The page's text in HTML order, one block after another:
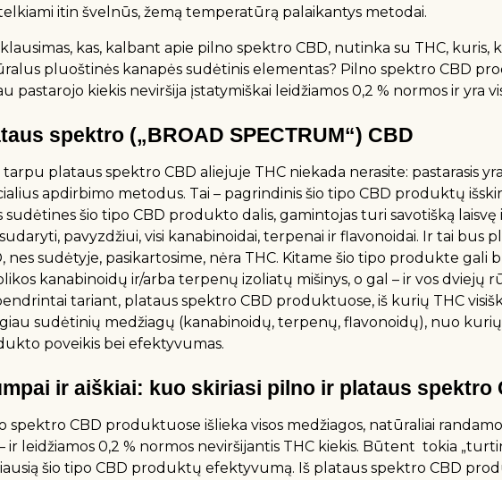
itin švelnūs, žemą temperatūrą palaikantys metodai.
kas, kalbant apie pilno spektro CBD, nutinka su THC, kuris,
pluoštinės kanapės sudėtinis elementas? Pilno spektro CBD
pastarojo kiekis neviršija įstatymiškai leidžiamos 0,2 % normos ir yra
spektro („BROAD SPECTRUM“) CBD
plataus spektro CBD aliejuje THC niekada nerasite: pastarasis
apdirbimo metodus. Tai – pagrindinis šio tipo CBD produktų
sudėtines šio tipo CBD produkto dalis, gamintojas turi savotišką
pavyzdžiui, visi kanabinoidai, terpenai ir flavonoidai. Ir tai bus
nes sudėtyje, pasikartosime, nėra THC. Kitame šio tipo produkte gali
kanabinoidų ir/arba terpenų izoliatų mišinys, o gal – ir vos dviejų
tariant, plataus spektro CBD produktuose, iš kurių THC
sudėtinių medžiagų (kanabinoidų, terpenų, flavonoidų), nuo
poveikis bei efektyvumas.
ir aiškiai: kuo skiriasi pilno ir plataus spektro
spektro CBD produktuose išlieka visos medžiagos, natūraliai
ir leidžiamos 0,2 % normos neviršijantis THC kiekis. Būtent tokia
šio tipo CBD produktų efektyvumą. Iš plataus spektro CBD